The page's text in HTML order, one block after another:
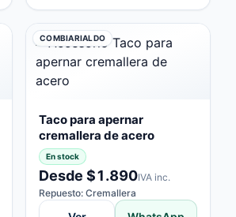
COMBIARIALDO
Taco para apernar
cremallera de acero
En stock
Desde $1.890IVA inc.
Repuesto: Cremallera